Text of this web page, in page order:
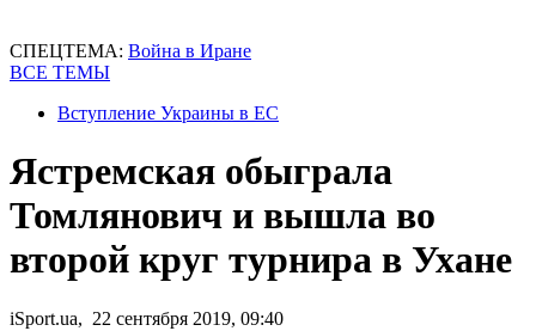
СПЕЦТЕМА: Война в Иране
ВСЕ ТЕМЫ
Вступление Украины в ЕС
Ястремская обыграла
Томлянович и вышла во
второй круг турнира в Ухане
iSport.ua, 22 сентября 2019, 09:40